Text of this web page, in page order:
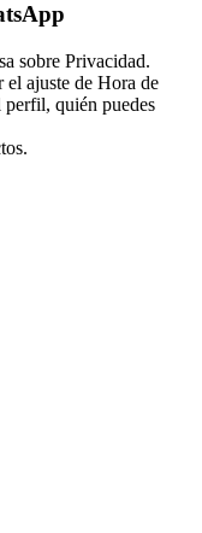
sobre Privacidad.
ajuste de Hora de
quién puedes